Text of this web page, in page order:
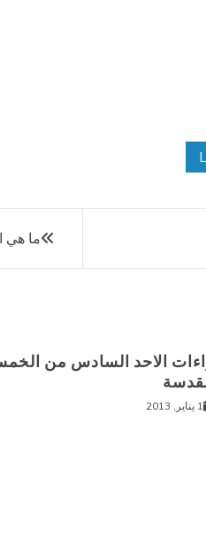
ما هي
الاحد السادس من
1 يناير, 2013